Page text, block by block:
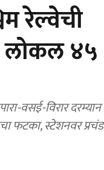
रेल्वेची
लोकल ४५
वसई-विरार दरम्यान
फटका, स्टेशनवर प्रचंड